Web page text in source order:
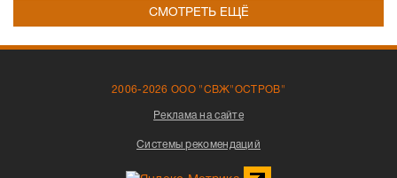
СМОТРЕТЬ ЕЩЁ
2006-2026 ООО "СВЖ"ОСТРОВ"
Реклама на сайте
Системы рекомендаций